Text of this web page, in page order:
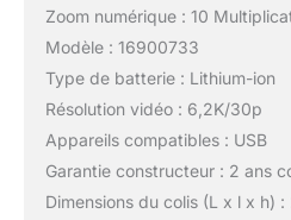
Zoom numérique : 10
Modèle : 16900733
Type de batterie : Lithium-ion
Résolution vidéo : 6,2K/30p
Appareils compatibles : USB
Garantie constructeur : 2 ans
Dimensions du colis (L x l x h)